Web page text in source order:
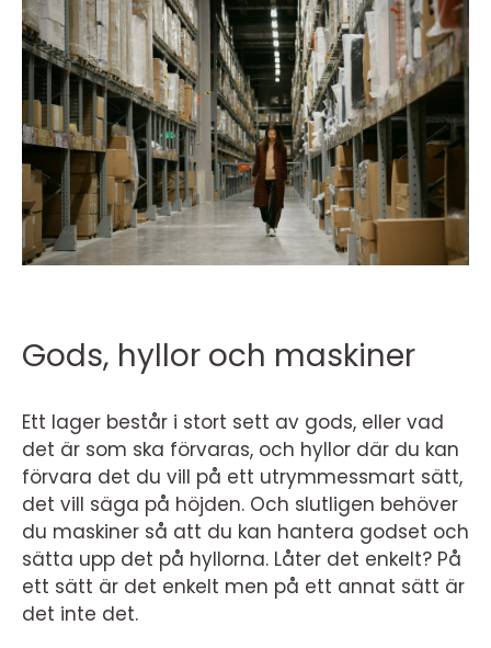
Gods, hyllor och maskiner
Ett lager består i stort sett av gods, eller vad
det är som ska förvaras, och hyllor där du kan
förvara det du vill på ett utrymmessmart sätt,
det vill säga på höjden. Och slutligen behöver
du maskiner så att du kan hantera godset och
sätta upp det på hyllorna. Låter det enkelt? På
ett sätt är det enkelt men på ett annat sätt är
det inte det.